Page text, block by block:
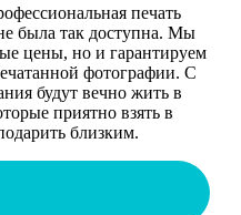
печать
была так доступна. Мы
цены, но и гарантируем
фотографии. С
будут вечно жить в
приятно взять в
близким.